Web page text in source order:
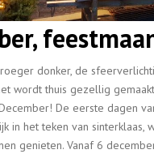
donker, de
wordt thuis gezellig
De eerste dagen
in het teken van sinterklaas,
genieten. Vanaf 6